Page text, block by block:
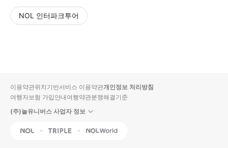
NOL 인터파크투어
입니
다.
순
상
이용약관위치기반서비스 이용약관개인정보 처리방침
여행자보험 가입안내여행약관분쟁해결기준
(주)놀유니버스 사업자 정보
NOL Triple Interpark Global